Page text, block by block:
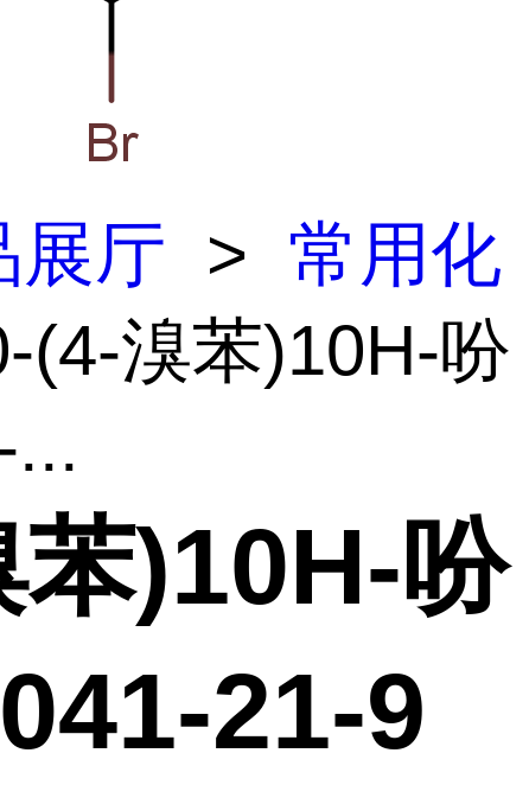
展厅 > 常用化
(4-溴苯)10H-吩
)10H-吩
21-9